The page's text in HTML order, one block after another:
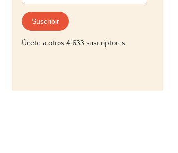
correo
electrónico:
Suscribir
Únete a otros 4.633 suscriptores